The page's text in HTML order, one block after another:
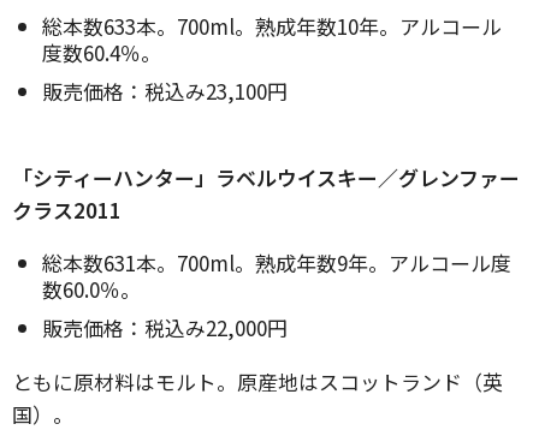
総本数633本。700ml。熟成年数10年。アルコール
度数60.4％。
販売価格：税込み23,100円
「シティーハンター」ラベルウイスキー／グレンファー
クラス2011
総本数631本。700ml。熟成年数9年。アルコール度
数60.0％。
販売価格：税込み22,000円
ともに原材料はモルト。原産地はスコットランド（英
国）。